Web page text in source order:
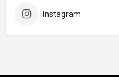
Instagram